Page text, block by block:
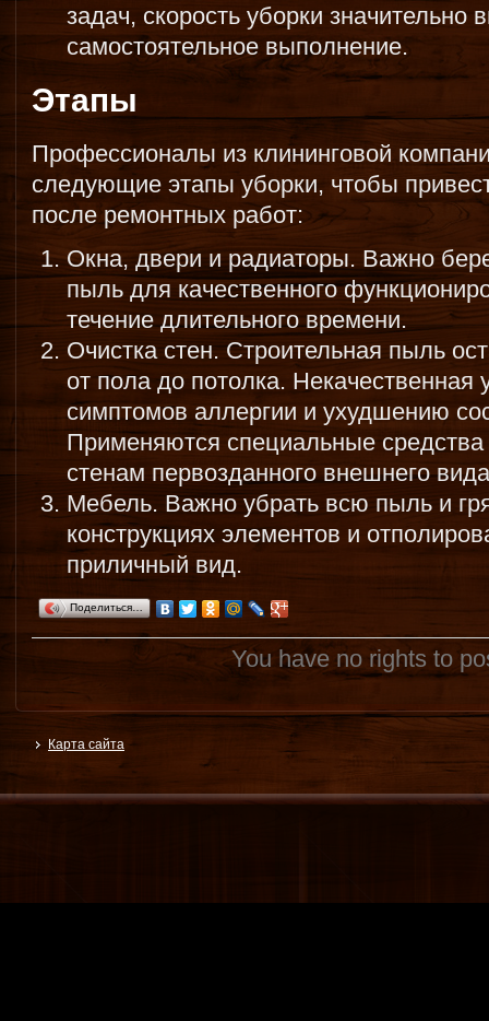
задач, скорость уборки
самостоятельное выполнение.
Этапы
Профессионалы из клининговой
следующие этапы уборки, чтобы
после ремонтных работ:
Окна, двери и радиаторы. Важно
пыль для качественного
течение длительного времени.
Очистка стен. Строительная пыль
от пола до потолка.
симптомов аллергии и ухудшению
Применяются специальные средства
стенам первозданного внешнего
Мебель. Важно убрать всю пыль и
конструкциях элементов и
приличный вид.
Поделиться…
You have no rights to
Карта сайта